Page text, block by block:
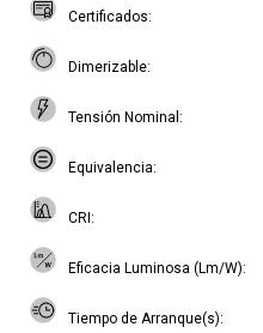
Certificados
Dimerizable
Tensión Nominal
Equivalencia
CRI
Eficacia Luminosa (Lm/W)
Tiempo de Arranque(s)